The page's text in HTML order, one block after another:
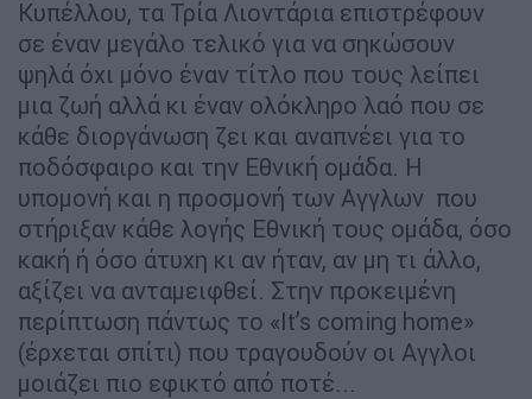
Κυπέλλου, τα Τρία Λιοντάρια επιστρέφουν
σε έναν μεγάλο τελικό για να σηκώσουν
ψηλά όχι μόνο έναν τίτλο που τους λείπει
μια ζωή αλλά κι έναν ολόκληρο λαό που σε
κάθε διοργάνωση ζει και αναπνέει για το
ποδόσφαιρο και την Εθνική ομάδα. Η
υπομονή και η προσμονή των Αγγλων που
στήριξαν κάθε λογής Εθνική τους ομάδα, όσο
κακή ή όσο άτυχη κι αν ήταν, αν μη τι άλλο,
αξίζει να ανταμειφθεί. Στην προκειμένη
περίπτωση πάντως το «It’s coming home»
(έρχεται σπίτι) που τραγουδούν οι Αγγλοι
μοιάζει πιο εφικτό από ποτέ...